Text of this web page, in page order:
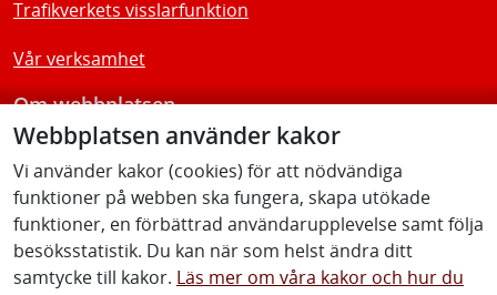
Webbplatsen använder kakor
Vi använder kakor (cookies) för att nödvändiga
funktioner på webben ska fungera, skapa utökade
funktioner, en förbättrad användarupplevelse samt följa
besöksstatistik. Du kan när som helst ändra ditt
samtycke till kakor. Läs mer om våra kakor och hur du
Trafikverkets visslarfunktion
Vår verksamhet
Om webbplatsen
Tillgänglighetsredogörelse
Följ oss